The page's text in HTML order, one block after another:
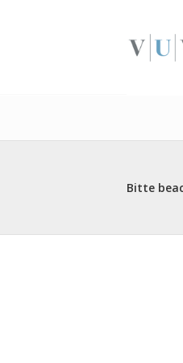
Bitte